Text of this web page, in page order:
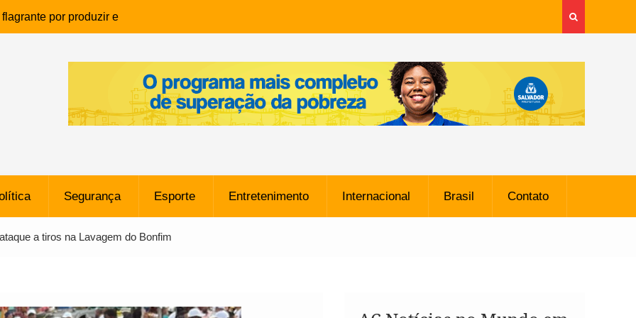
por produzir e
infantil em Eunápolis
morreu após ataque
sem restrições e pode
o Vasco
SpaceX Colide com a Lua
Metros, Afirma a Nasa
Segurança Esporte Entretenimento Internacional Brasil Contato
a tiros na Lavagem do Bonfim